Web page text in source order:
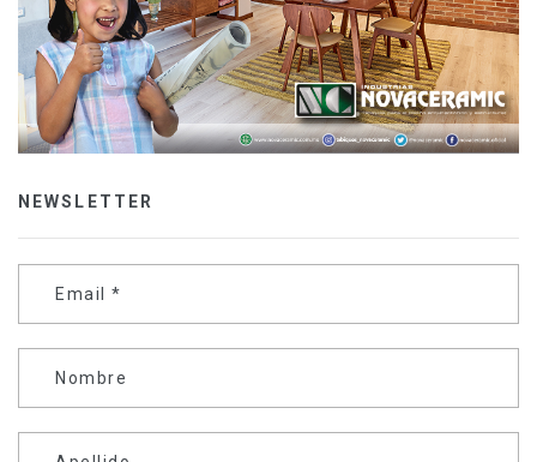
NEWSLETTER
Email *
Nombre